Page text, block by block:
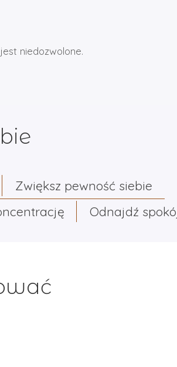
niedozwolone.
Zwiększ pewność siebie
Odnajdź